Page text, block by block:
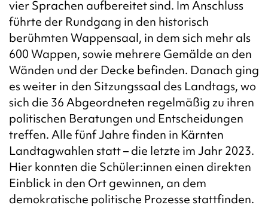
vier Sprachen aufbereitet sind. Im Anschluss
führte der Rundgang in den historisch
berühmten Wappensaal, in dem sich mehr als
600 Wappen, sowie mehrere Gemälde an den
Wänden und der Decke befinden. Danach ging
es weiter in den Sitzungssaal des Landtags, wo
sich die 36 Abgeordneten regelmäßig zu ihren
politischen Beratungen und Entscheidungen
treffen. Alle fünf Jahre finden in Kärnten
Landtagwahlen statt – die letzte im Jahr 2023.
Hier konnten die Schüler:innen einen direkten
Einblick in den Ort gewinnen, an dem
demokratische politische Prozesse stattfinden.